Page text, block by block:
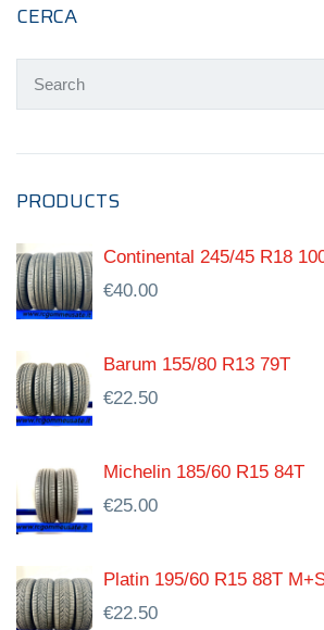
CERCA
PRODUCTS
Continental 245/45 R18
€40.00
Barum 155/80 R13 79T
€22.50
Michelin 185/60 R15 84T
€25.00
Platin 195/60 R15 88T
€22.50